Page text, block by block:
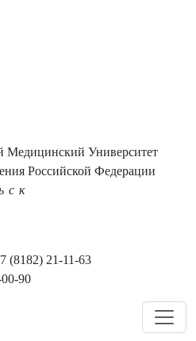
Медицинский Университет
Российской Федерации
(8182) 21-11-63
90